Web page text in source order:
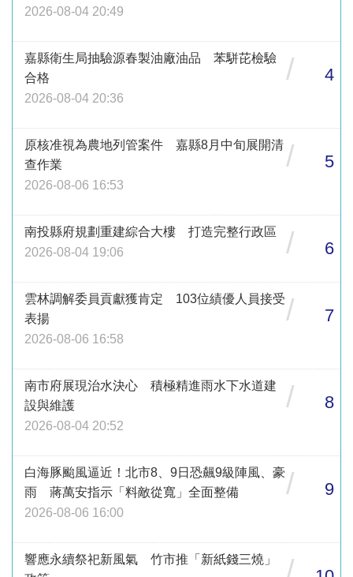
2026-08-04 20:49
嘉縣衛生局抽驗源春製油廠油品 苯駢芘檢驗
合格
2026-08-04 20:36
/ 4
原核准視為農地列管案件 嘉縣8月中旬展開清
查作業
2026-08-06 16:53
/ 5
南投縣府規劃重建綜合大樓 打造完整行政區
2026-08-04 19:06
/ 6
雲林調解委員貢獻獲肯定 103位績優人員接受
表揚
2026-08-06 16:58
/ 7
南市府展現治水決心 積極精進雨水下水道建
設與維護
2026-08-04 20:52
/ 8
白海豚颱風逼近！北市8、9日恐飆9級陣風、豪
雨 蔣萬安指示「料敵從寬」全面整備
2026-08-06 16:00
/ 9
響應永續祭祀新風氣 竹市推「新紙錢三燒」
/